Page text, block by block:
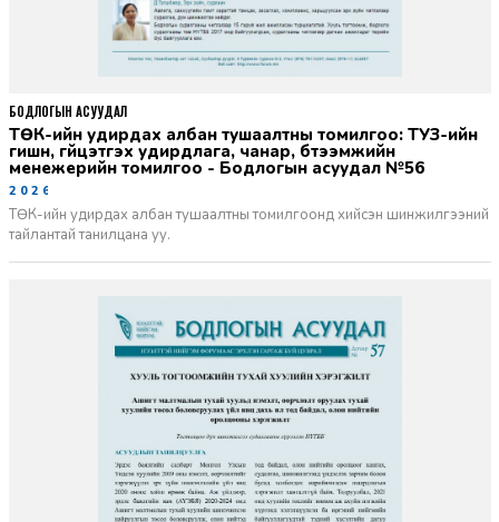
ТӨК-ийн удирдах албан тушаалтны томилгоо: ТУЗ-ийн
гишүүн, гүйцэтгэх удирдлага, чанар, бүтээмжийн
менежерийн томилгоо - Бодлогын асуудал №56
2026-06-02
ТӨК-ийн удирдах албан тушаалтны томилгоонд хийсэн шинжилгээний
тайлантай танилцана уу.
БОДЛОГЫН АСУУДАЛ